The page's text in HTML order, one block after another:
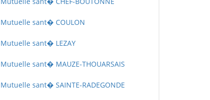
Mutuelle sant� COULON
Mutuelle sant� LEZAY
Mutuelle sant� MAUZE-THOUARSAIS
Mutuelle sant� SAINTE-RADEGONDE